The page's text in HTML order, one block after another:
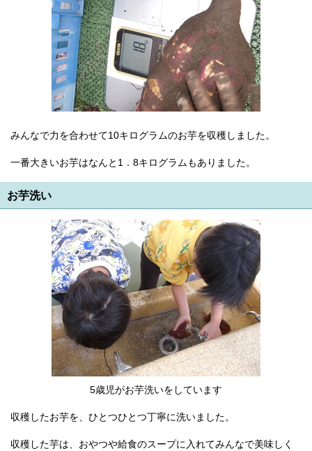
みんなで力を合わせて10キログラムのお芋を収穫しました。
一番大きいお芋はなんと1．8キログラムもありました。
お芋洗い
5歳児がお芋洗いをしています
収穫したお芋を、ひとつひとつ丁寧に洗いました。
収穫した芋は、おやつや給食のスープに入れてみんなで美味しく